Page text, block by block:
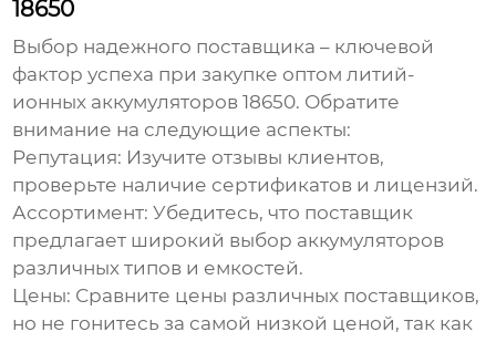
18650
Выбор надежного поставщика – ключевой
фактор успеха при закупке оптом литий-
ионных аккумуляторов 18650. Обратите
внимание на следующие аспекты:
Репутация: Изучите отзывы клиентов,
проверьте наличие сертификатов и лицензий.
Ассортимент: Убедитесь, что поставщик
предлагает широкий выбор аккумуляторов
различных типов и емкостей.
Цены: Сравните цены различных поставщиков,
но не гонитесь за самой низкой ценой, так как